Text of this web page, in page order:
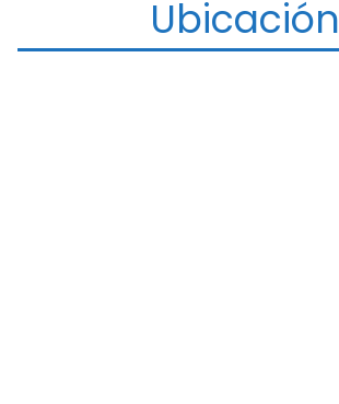
Ubicación